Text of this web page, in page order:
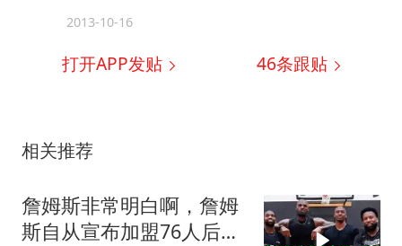
2013-10-16
打开APP发贴 46条跟贴
相关推荐
詹姆斯非常明白啊，詹姆
斯自从宣布加盟76人后，